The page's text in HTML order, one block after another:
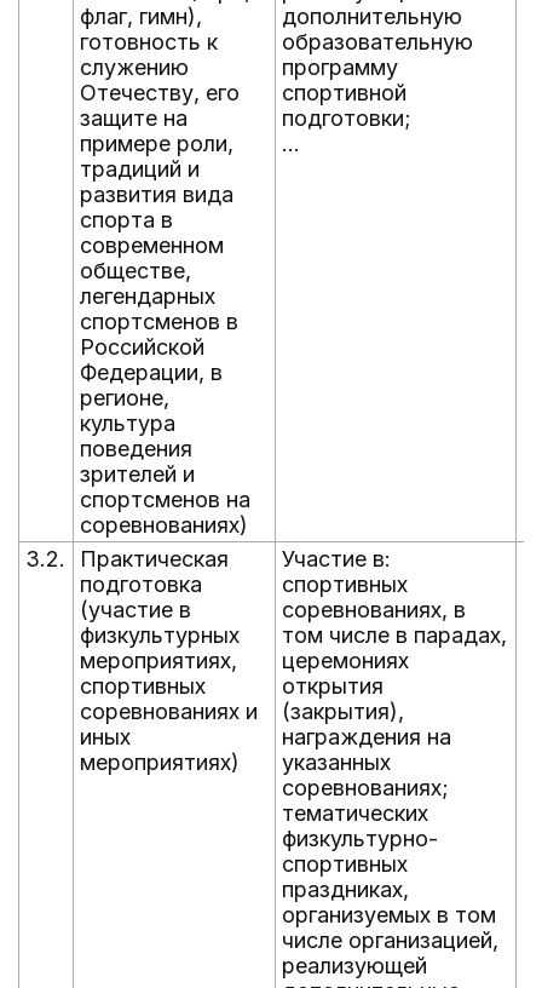
флаг, гимн),
готовность к
служению
Отечеству, его
защите на
примере роли,
традиций и
развития вида
спорта в
современном
обществе,
легендарных
спортсменов в
Российской
Федерации, в
регионе,
культура
поведения
зрителей и
спортсменов на
соревнованиях)
дополнительную
образовательную
программу
спортивной
подготовки;
...
3.2.
Практическая
подготовка
(участие в
физкультурных
мероприятиях,
спортивных
соревнованиях и
иных
мероприятиях)
Участие в:
спортивных
соревнованиях, в
том числе в парадах,
церемониях
открытия
(закрытия),
награждения на
указанных
соревнованиях;
тематических
физкультурно-
спортивных
праздниках,
организуемых в том
числе организацией,
реализующей